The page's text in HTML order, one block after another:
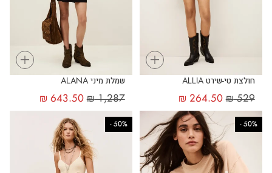
+
חולצת טי-שירט ALLIA
₪529
₪ 264.50
+
שמלת מיני ALANA
₪1,287
₪ 643.50
50%
-
50%
-